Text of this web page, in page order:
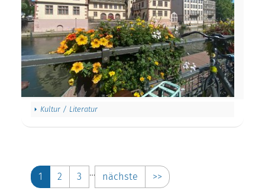
Kultur / Literatur
1 2 3 … nächste >>